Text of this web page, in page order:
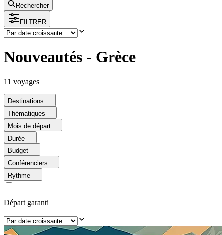
Rechercher
FILTRER
Nouveautés - Grèce
11 voyages
Destinations
Thématiques
Mois de départ
Durée
Budget
Conférenciers
Rythme
Départ garanti